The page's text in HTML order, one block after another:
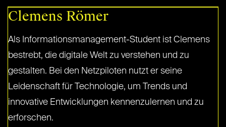
Clemens Römer
Als Informationsmanagement-Student ist Clemens
bestrebt, die digitale Welt zu verstehen und zu
gestalten. Bei den Netzpiloten nutzt er seine
Leidenschaft für Technologie, um Trends und
innovative Entwicklungen kennenzulernen und zu
erforschen.